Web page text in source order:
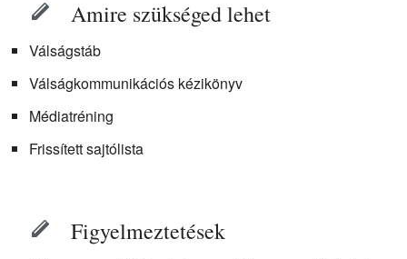
Amire szükséged lehet
Válságstáb
Válságkommunikációs kézikönyv
Médiatréning
Frissített sajtólista
Figyelmeztetések